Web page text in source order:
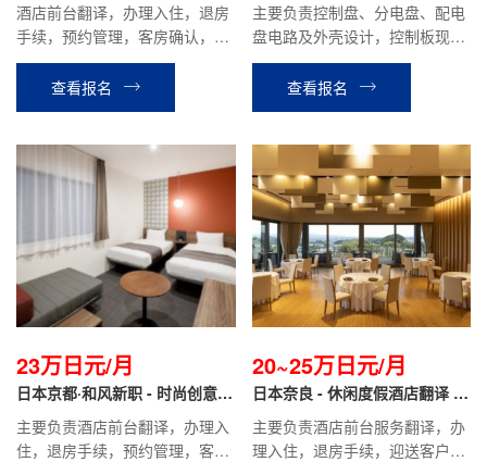
酒店前台翻译，办理入住，退房
手续，预约管理，客房确认，餐
厅接待等相关工作。
查看报名
主要负责控制盘、分电盘、配电
盘电路及外壳设计，控制板现场
调试支持等相关工作。
查看报名
23万日元/月
日本京都·和风新职 - 时尚创意酒
店翻译 正社员
主要负责酒店前台翻译，办理入
住，退房手续，预约管理，客房
20~25万日元/月
日本奈良 - 休闲度假酒店翻译 正
社员
主要负责酒店前台服务翻译，办
理入住，退房手续，迎送客户，